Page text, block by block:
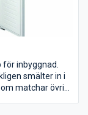
inbyggnad.
smälter in i
matchar övrig